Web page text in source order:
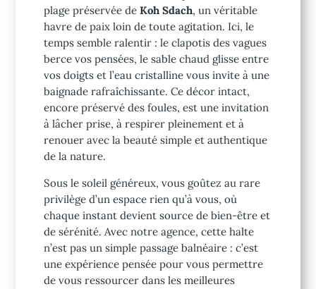
plage préservée deKoh Sdach, un véritable
havre de paix loin de toute agitation. Ici, le
temps semble ralentir : le clapotis des vagues
berce vos pensées, le sable chaud glisse entre
vos doigts et l’eau cristalline vous invite à une
baignade rafraîchissante. Ce décor intact,
encore préservé des foules, est une invitation
à lâcher prise, à respirer pleinement et à
renouer avec la beauté simple et authentique
de la nature.
Sous le soleil généreux, vous goûtez au rare
privilège d’un espace rien qu’à vous, où
chaque instant devient source de bien-être et
de sérénité. Avec notre agence, cette halte
n’est pas un simple passage balnéaire : c’est
une expérience pensée pour vous permettre
de vous ressourcer dans les meilleures